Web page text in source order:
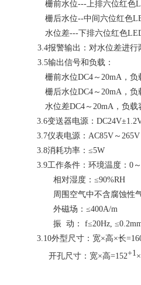
栅前水位---上排六位红色
栅后水位--中间六位红色
水位差---下排六位红色
3.4报警输出：对水位差进行
3.5输出信号和负载：
栅前水位DC4 ～20mA ，
栅后水位DC4 ～20mA ，
水位差DC4 ～20mA ，负
3.6变送器电源：DC24V±1
3.7仪表电源：AC85V～
3.8消耗功率：≤5W
3.9工作条件：环境温度：0
相对湿度：≤90%RH
周围空气中不含腐蚀性
外磁场：≤400A/m
振 动：f≤20Hz, ≤
3.10外型尺寸：宽×高×长
开孔尺寸： 宽×高=152+1